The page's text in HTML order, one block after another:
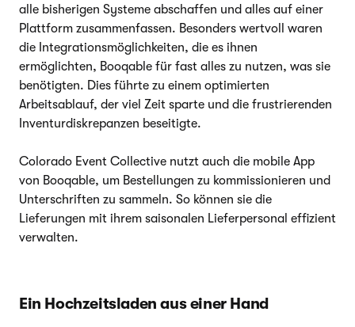
alle bisherigen Systeme abschaffen und alles auf einer
Plattform zusammenfassen. Besonders wertvoll waren
die Integrationsmöglichkeiten, die es ihnen
ermöglichten, Booqable für fast alles zu nutzen, was sie
benötigten. Dies führte zu einem optimierten
Arbeitsablauf, der viel Zeit sparte und die frustrierenden
Inventurdiskrepanzen beseitigte.
Colorado Event Collective nutzt auch die mobile App
von Booqable, um Bestellungen zu kommissionieren und
Unterschriften zu sammeln. So können sie die
Lieferungen mit ihrem saisonalen Lieferpersonal effizient
verwalten.
Ein Hochzeitsladen aus einer Hand